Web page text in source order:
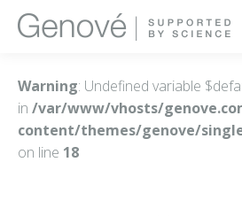
Warning: Undefined variable
in /var/www/vhosts/
content/themes/genove/
on line 18